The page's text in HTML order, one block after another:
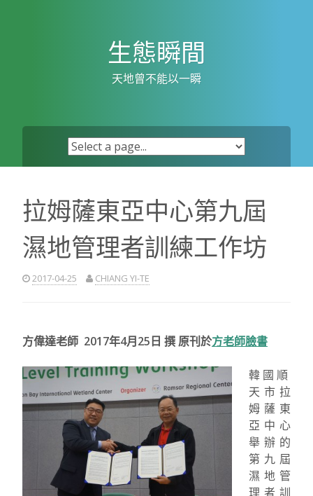
生態瞬間
天地曾不能以一瞬
拉姆薩東亞中心第九屆
濕地管理者訓練工作坊
2017-04-25 CHIANG YI-TE
方偉達老師 2017年4月25日 撰 原刊於方老師臉書
韓國順
天市拉
姆薩東
亞中心
舉辦的
第九屆
濕地管
理者訓